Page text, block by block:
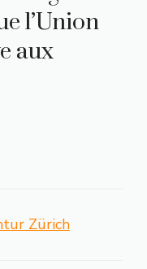
l’Union
aux
Zürich